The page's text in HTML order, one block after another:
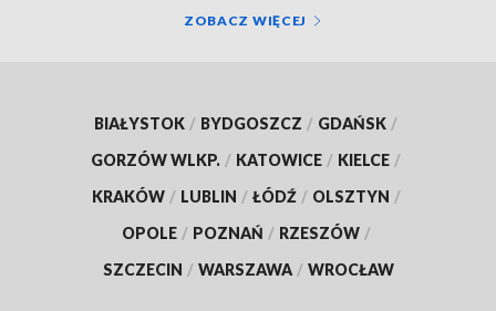
ZOBACZ WIĘCEJ
BIAŁYSTOK / BYDGOSZCZ / GDAŃSK /
GORZÓW WLKP. / KATOWICE / KIELCE /
KRAKÓW / LUBLIN / ŁÓDŹ / OLSZTYN /
OPOLE / POZNAŃ / RZESZÓW /
SZCZECIN / WARSZAWA / WROCŁAW